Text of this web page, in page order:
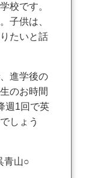
校です。
子供は、
たいと話
進学後の
のお時間
週1回で英
しょう
青山○